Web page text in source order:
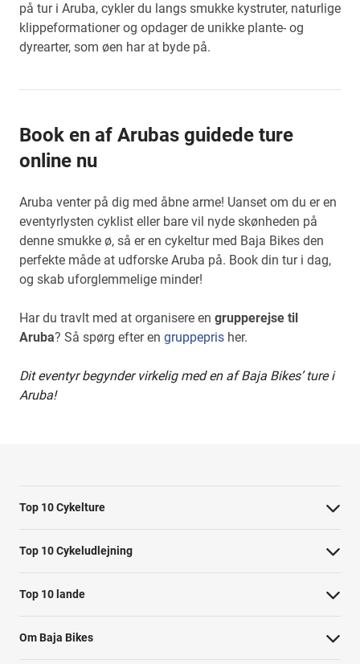
på tur i Aruba, cykler du langs smukke kystruter, naturlige
klippeformationer og opdager de unikke plante- og
dyrearter, som øen har at byde på.
Book en af Arubas guidede ture
online nu
Aruba venter på dig med åbne arme! Uanset om du er en
eventyrlysten cyklist eller bare vil nyde skønheden på
denne smukke ø, så er en cykeltur med Baja Bikes den
perfekte måde at udforske Aruba på. Book din tur i dag,
og skab uforglemmelige minder!
Har du travlt med at organisere en grupperejse til
Aruba? Så spørg efter en gruppepris her.
Dit eventyr begynder virkelig med en af Baja Bikes’ ture i
Aruba!
Top 10 Cykelture
Cykeltur i Barcelona: højdepunkterne
Cykeltur i Berlin: højdepunkterne
Tur til Paris: højdepunkter
Rom højdepunkter cykeltur
Top 10 Cykeludlejning
Barcelona Cykeludlejning
Berlin Cykeludlejning
Paris Cykeludlejning
Top 10 lande
Cykelture i Holland
Cykelture i Portugal
Om Baja Bikes